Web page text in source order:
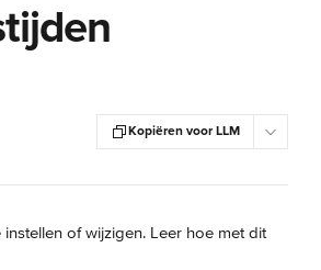
Kopiëren voor LLM
of wijzigen. Leer hoe met dit